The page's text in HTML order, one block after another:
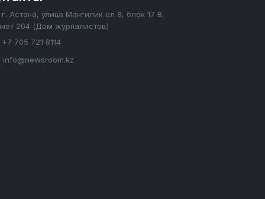
г. Астана, улица Мангилик ел 8, блок 17 В,
204 (Дом журналистов)
+7 705 721 8114
info@newsroom.kz